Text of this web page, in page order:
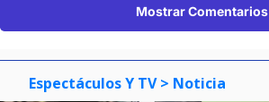
Mostrar Comentarios
Espectáculos Y TV > Noticia